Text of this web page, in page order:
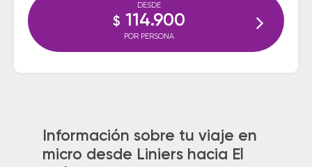
DESDE
$ 114.900
POR PERSONA
Información sobre tu viaje en
micro desde Liniers hacia El